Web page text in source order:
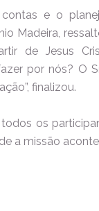
e o
Madeira,
de Jesus
por nós? O
finalizou.
os
a missão